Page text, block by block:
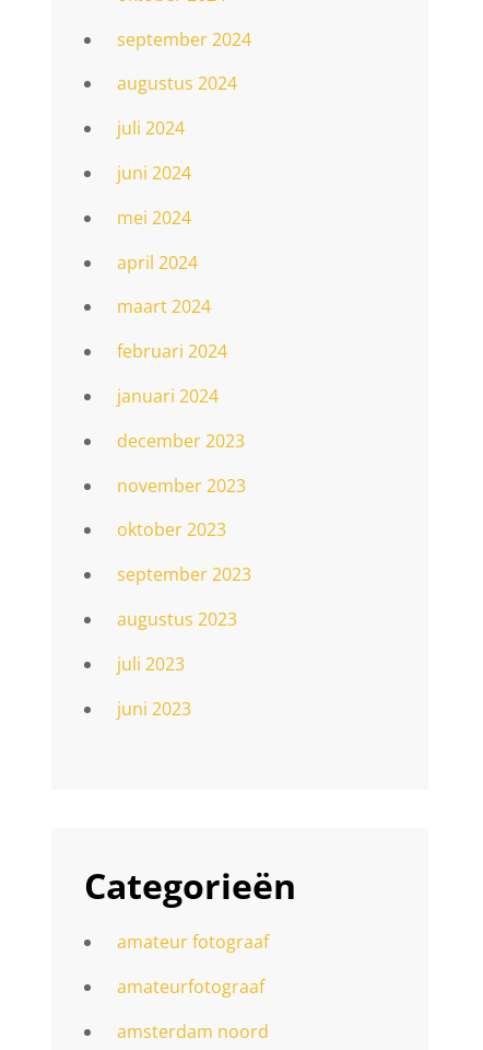
september 2024
augustus 2024
juli 2024
juni 2024
mei 2024
april 2024
maart 2024
februari 2024
januari 2024
december 2023
november 2023
oktober 2023
september 2023
augustus 2023
juli 2023
juni 2023
Categorieën
amateur fotograaf
amateurfotograaf
amsterdam noord